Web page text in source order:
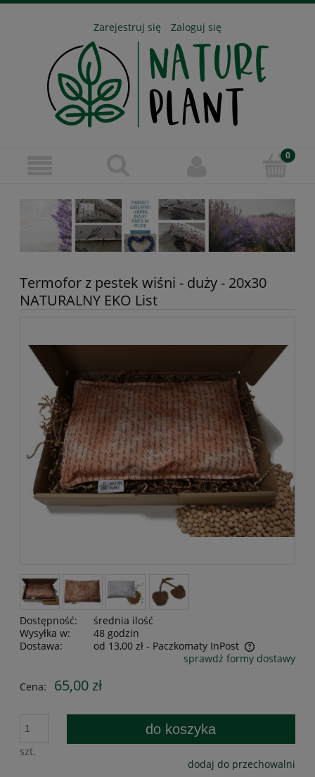
Zarejestruj się Zaloguj się
Termofor z pestek wiśni - duży - 20x30
NATURALNY EKO List
Dostępność:
średnia ilość
Wysyłka w:
48 godzin
Dostawa:
od 13,00 zł - Paczkomaty InPost
Cena nie zawiera ewentualnych kosztów płatności
sprawdź formy dostawy
Cena: 65,00 zł
szt.
do koszyka
dodaj do przechowalni